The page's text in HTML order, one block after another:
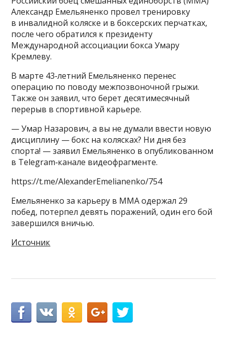
Александр Емельяненко провел тренировку
в инвалидной коляске и в боксерских перчатках,
после чего обратился к президенту
Международной ассоциации бокса Умару
Кремлеву.
В марте 43‑летний Емельяненко перенес
операцию по поводу межпозвоночной грыжи.
Также он заявил, что берет десятимесячный
перерыв в спортивной карьере.
— Умар Назарович, а вы не думали ввести новую
дисциплину — бокс на колясках? Ни дня без
спорта! — заявил Емельяненко в опубликованном
в Telegram‑канале видеофрагменте.
https://t.me/AlexanderEmelianenko/754
Емельяненко за карьеру в MMA одержал 29
побед, потерпел девять поражений, один его бой
завершился вничью.
Источник